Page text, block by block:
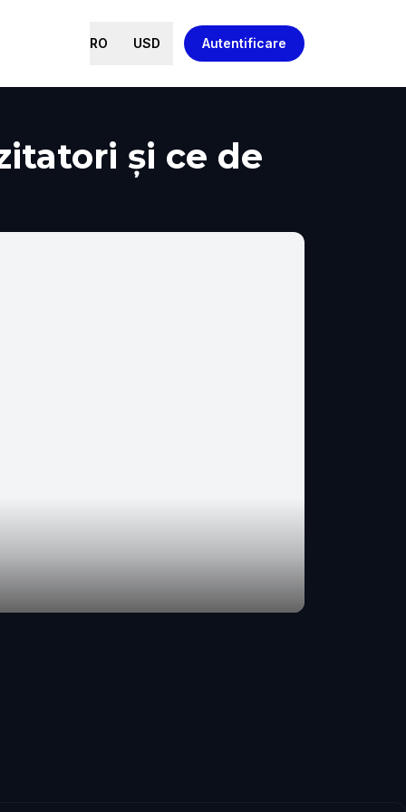
RO USD Autentificare
și ce de